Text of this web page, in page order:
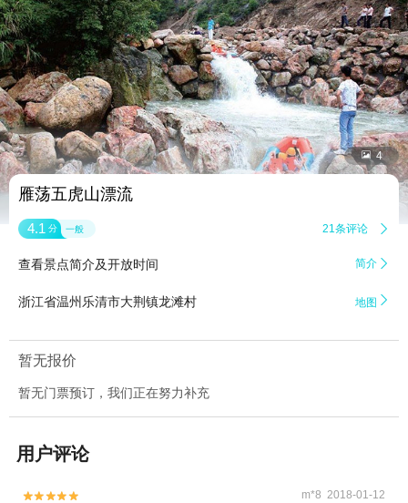
 4
雁荡五虎山漂流
4.1 分 一般 21条评论 
查看景点简介及开放时间 简介 
浙江省温州乐清市大荆镇龙滩村 地图 
暂无报价
暂无门票预订，我们正在努力补充
用户评论

 m*8 2018-01-12
